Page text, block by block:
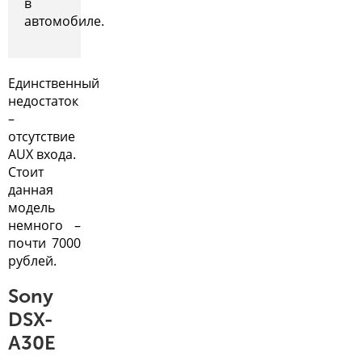
автомобиле.
Единственный
недостаток
–
отсутствие
AUX входа.
Стоит
данная
модель
немного –
почти 7000
рублей.
Sony
DSX-
A30E